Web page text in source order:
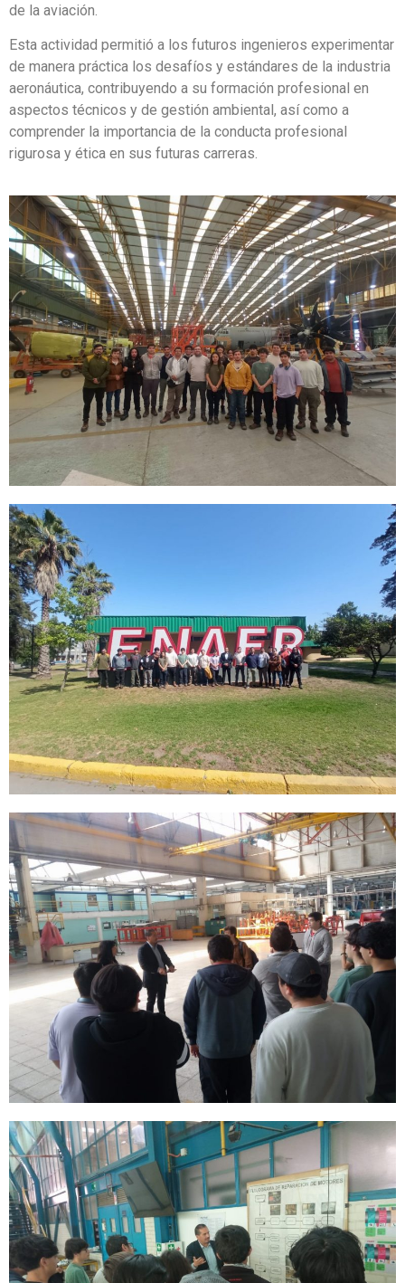
de la aviación.
Esta actividad permitió a los futuros ingenieros experimentar
de manera práctica los desafíos y estándares de la industria
aeronáutica, contribuyendo a su formación profesional en
aspectos técnicos y de gestión ambiental, así como a
comprender la importancia de la conducta profesional
rigurosa y ética en sus futuras carreras.